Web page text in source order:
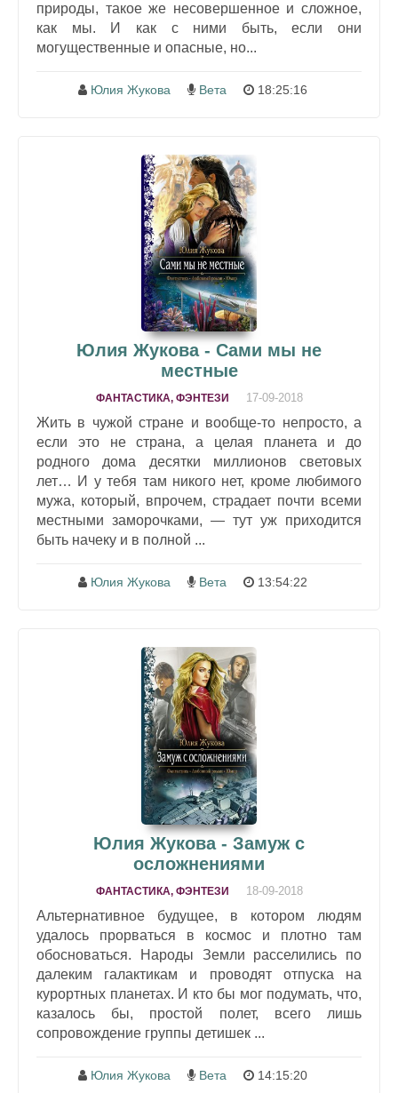
природы, такое же несовершенное и сложное,
как мы. И как с ними быть, если они
могущественные и опасные, но...
Юлия Жукова Вета 18:25:16
Юлия Жукова - Сами мы не
местные
ФАНТАСТИКА, ФЭНТЕЗИ 17-09-2018
Жить в чужой стране и вообще-то непросто, а
если это не страна, а целая планета и до
родного дома десятки миллионов световых
лет… И у тебя там никого нет, кроме любимого
мужа, который, впрочем, страдает почти всеми
местными заморочками, — тут уж приходится
быть начеку и в полной ...
Юлия Жукова Вета 13:54:22
Юлия Жукова - Замуж с
осложнениями
ФАНТАСТИКА, ФЭНТЕЗИ 18-09-2018
Альтернативное будущее, в котором людям
удалось прорваться в космос и плотно там
обосноваться. Народы Земли расселились по
далеким галактикам и проводят отпуска на
курортных планетах. И кто бы мог подумать, что,
казалось бы, простой полет, всего лишь
сопровождение группы детишек ...
Юлия Жукова Вета 14:15:20